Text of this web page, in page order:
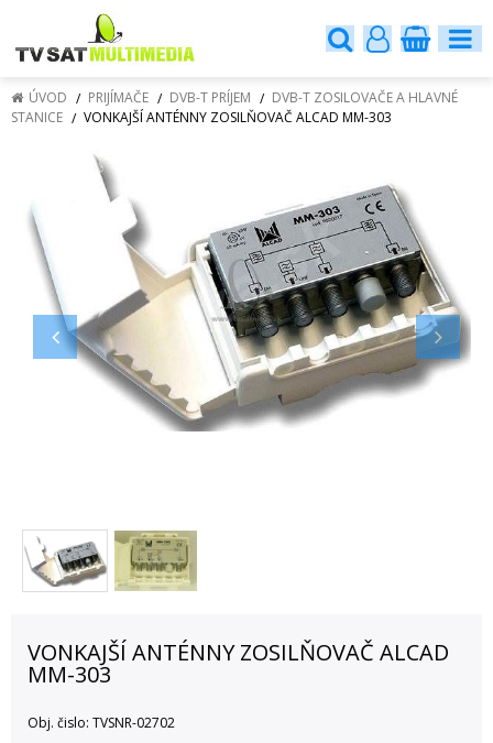
ÚVOD PRIJÍMAČE DVB-T PRÍJEM
DVB-T ZOSILOVAČE A HLAVNÉ
STANICE
VONKAJŠÍ ANTÉNNY ZOSILŇOVAČ ALCAD MM-303
VONKAJŠÍ ANTÉNNY ZOSILŇOVAČ ALCAD
MM-303
Obj. čislo: TVSNR-02702